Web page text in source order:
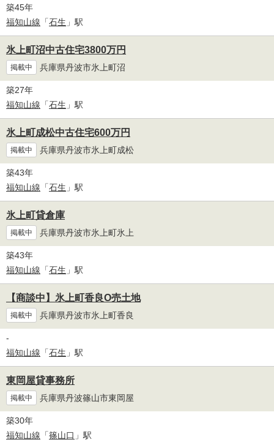
築45年
福知山線 「石生 」駅
氷上町沼中古住宅3800万円
掲載中 兵庫県丹波市氷上町沼
築27年
福知山線 「石生 」駅
氷上町成松中古住宅600万円
掲載中 兵庫県丹波市氷上町成松
築43年
福知山線 「石生 」駅
氷上町貸倉庫
掲載中 兵庫県丹波市氷上町氷上
築43年
福知山線 「石生 」駅
【商談中】氷上町香良О売土地
掲載中 兵庫県丹波市氷上町香良
-
福知山線 「石生 」駅
東岡屋貸事務所
掲載中 兵庫県丹波篠山市東岡屋
築30年
福知山線 「篠山口 」駅